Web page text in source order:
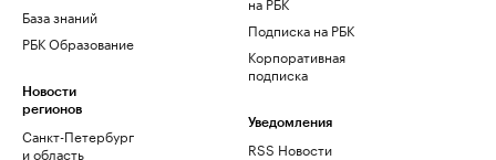
База знаний
РБК Образование
Новости
регионов
Санкт-Петербург
и область
Подписка на РБК
Корпоративная
подписка
Уведомления
RSS Новости